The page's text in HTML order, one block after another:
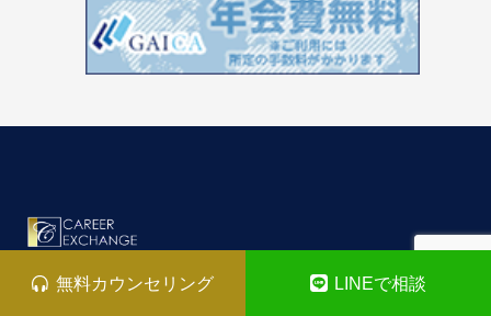
無料カウンセリング LINEで相談